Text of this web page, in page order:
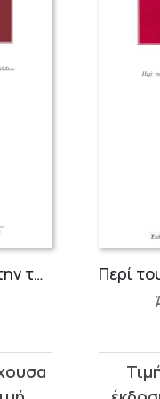
Παράφρασις εις την του Πτολεμαίου Τετράβιβλον
Original